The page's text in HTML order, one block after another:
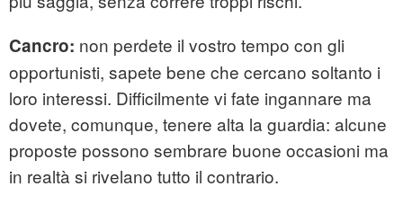
Cancro: non perdete il vostro tempo con gli
opportunisti, sapete bene che cercano soltanto i
loro interessi. Difficilmente vi fate ingannare ma
dovete, comunque, tenere alta la guardia: alcune
proposte possono sembrare buone occasioni ma
in realtà si rivelano tutto il contrario.